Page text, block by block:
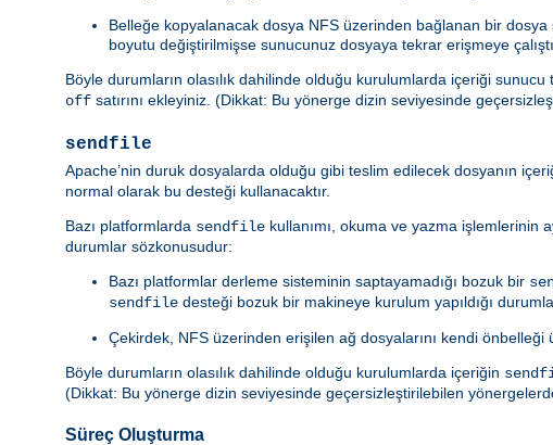
Belleğe kopyalanacak dosya NFS üzerinden bağlanan bir
boyutu değiştirilmişse sunucunuz dosyaya tekrar erişmeye
Böyle durumların olasılık dahilinde olduğu kurulumlarda içeriği
off satırını ekleyiniz. (Dikkat: Bu yönerge dizin seviyesinde
sendfile
Apache’nin duruk dosyalarda olduğu gibi teslim edilecek dosyanın
normal olarak bu desteği kullanacaktır.
Bazı platformlarda sendfile kullanımı, okuma ve yazma işlemlerinin
durumlar sözkonusudur:
Bazı platformlar derleme sisteminin saptayamadığı bozuk bir
sendfile desteği bozuk bir makineye kurulum yapıldığı
Çekirdek, NFS üzerinden erişilen ağ dosyalarını kendi
Böyle durumların olasılık dahilinde olduğu kurulumlarda içeriğin
(Dikkat: Bu yönerge dizin seviyesinde geçersizleştirilebilen
Süreç Oluşturma